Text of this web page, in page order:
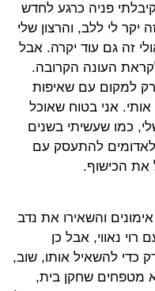
פניה כרגע לחדש
יקר לי ללב, והרצון שלי
זה גם עוד יקרה. אבל
העונה הקרובה.
למקום עם שאיפות
אני בטוח שאוכל
כמו שעשיתי בשנים
להתעסק עם
את הכישוף.
והשאירו את נדב
נאווי, אבל כן
כדי להשאיל אותו, שוב,
מטפחים שחקן בית,